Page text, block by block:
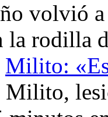
volvió
la rodilla
Milito:
Milito,